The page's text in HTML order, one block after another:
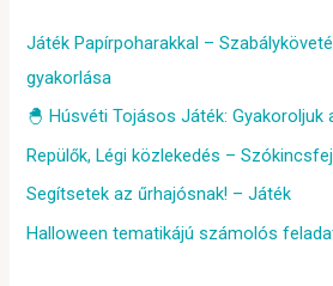
Játék Papírpoharakkal –
gyakorlása
🐣 Húsvéti Tojásos Játék: Gyakoroljuk
Repülők, Légi közlekedés –
Segítsetek az űrhajósnak! – Játék
Halloween tematikájú számolós